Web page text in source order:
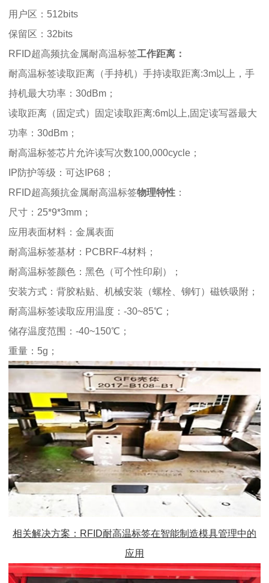
用户区：512bits
保留区：32bits
RFID超高频抗金属耐高温标签工作距离：
耐高温标签读取距离（手持机）手持读取距离:3m以上，手
持机最大功率：30dBm；
读取距离（固定式）固定读取距离:6m以上,固定读写器最大
功率：30dBm；
耐高温标签芯片允许读写次数100,000cycle；
IP防护等级：可达IP68；
RFID超高频抗金属耐高温标签物理特性 ：
尺寸：25*9*3mm；
应用表面材料：金属表面
耐高温标签基材：PCBRF-4材料；
耐高温标签颜色：黑色（可个性印刷）；
安装方式：背胶粘贴、机械安装（螺栓、铆钉）磁铁吸附；
耐高温标签读取应用温度：-30~85℃；
储存温度范围：-40~150℃；
重量：5g；
相关解决方案：RFID耐高温标签在智能制造模具管理中的
应用